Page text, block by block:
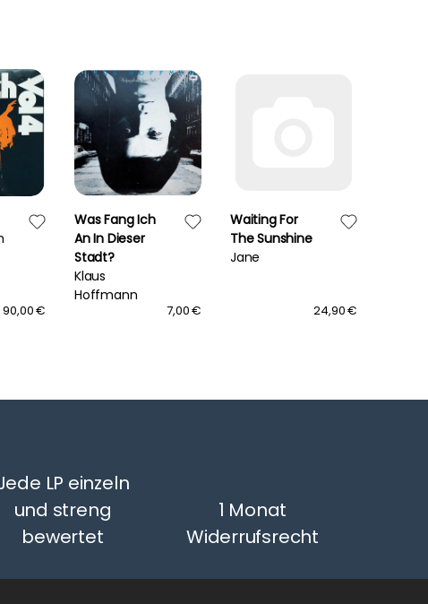
90,00 €
Was Fang Ich
An In Dieser
Stadt?
Klaus
Hoffmann
7,00 €
Waiting For
The Sunshine
Jane
24,90 €
LP einzeln
und streng
bewertet
1 Monat
Widerrufsrecht